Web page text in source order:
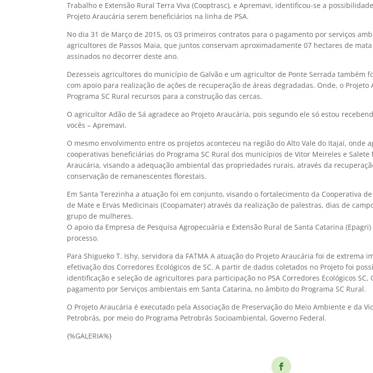
Trabalho e Extensão Rural Terra Viva (Cooptrasc), e Apremavi, identificou-se a
Projeto Araucária serem beneficiários na linha de PSA.
No dia 31 de Março de 2015, os 03 primeiros contratos para o pagamento por serviços
agricultores de Passos Maia, que juntos conservam aproximadamente 07 hectares de
assinados no decorrer deste ano.
Dezesseis agricultores do município de Galvão e um agricultor de Ponte Serrada também
com apoio para realização de ações de recuperação de áreas degradadas. Onde, o
Programa SC Rural recursos para a construção das cercas.
O agricultor Adão de Sá agradece ao Projeto Araucária, pois segundo ele só estou
vocês – Apremavi.
O mesmo envolvimento entre os projetos aconteceu na região do Alto Vale do Itajaí, onde
cooperativas beneficiárias do Programa SC Rural dos municípios de Vitor Meireles e
Araucária, visando a adequação ambiental das propriedades rurais, através da
conservação de remanescentes florestais.
Em Santa Terezinha a atuação foi em conjunto, visando o fortalecimento da Cooperativa
de Mate e Ervas Medicinais (Coopamater) através da realização de palestras, dias de
grupo de mulheres.
O apoio da Empresa de Pesquisa Agropecuária e Extensão Rural de Santa Catarina
processo.
Para Shigueko T. Ishy, servidora da FATMA A atuação do Projeto Araucária foi de extrema
efetivação dos Corredores Ecológicos de SC. A partir de dados coletados no Projeto foi
identificação e seleção de agricultores para participação no PSA Corredores Ecológicos
pagamento por Serviços ambientais em Santa Catarina, no âmbito do Programa SC Rural.
O Projeto Araucária é executado pela Associação de Preservação do Meio Ambiente e da
Petrobrás, por meio do Programa Petrobrás Socioambiental, Governo Federal.
{%GALERIA%}